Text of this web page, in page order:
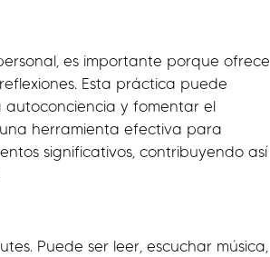
es importante porque ofrece
Esta práctica puede
autoconciencia y fomentar el
herramienta efectiva para
significativos, contribuyendo así
Puede ser leer, escuchar música,